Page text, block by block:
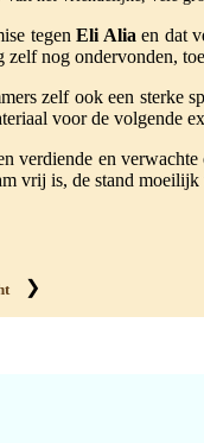
tegenEli Aliaen dat
nog ondervonden,
zelf ook een sterke
voor de volgende
verdiende en
vrij is, de stand moeilijk
❯